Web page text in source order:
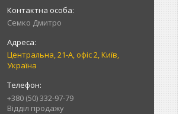
Cемко Дмитро
Центральна, 21-А, офіс 2, Київ,
Україна
+380 (50) 332-97-79
Відділ продажу